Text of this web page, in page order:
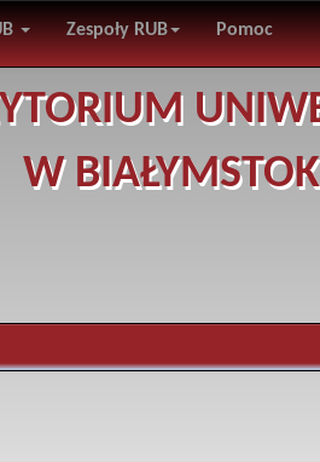
Zespoły RUB Pomoc
W